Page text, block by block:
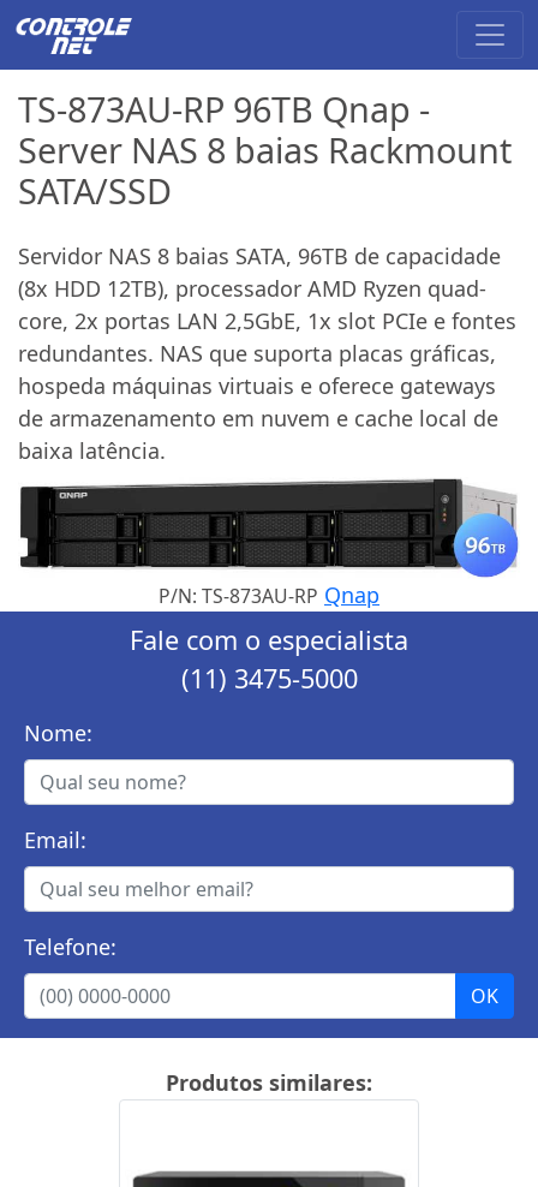
TS-873AU-RP 96TB Qnap -
Server NAS 8 baias Rackmount
SATA/SSD
Servidor NAS 8 baias SATA, 96TB de capacidade
(8x HDD 12TB), processador AMD Ryzen quad-
core, 2x portas LAN 2,5GbE, 1x slot PCIe e fontes
redundantes. NAS que suporta placas gráficas,
hospeda máquinas virtuais e oferece gateways
de armazenamento em nuvem e cache local de
baixa latência.
P/N: TS-873AU-RP Qnap
Fale com o especialista
(11) 3475-5000
Nome:
Email:
Telefone:
Produtos similares: